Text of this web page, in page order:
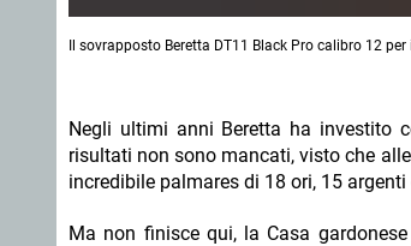
Il sovrapposto Beretta DT11 Black Pro calibro 12
Negli ultimi anni Beretta ha investito
risultati non sono mancati, visto che
incredibile palmares di 18 ori, 15 argenti
Ma non finisce qui, la Casa